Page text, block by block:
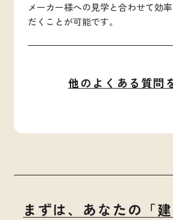
メーカー様への見学と合わせて効
だくことが可能です。
他のよくある質問
まずは、あなたの「建